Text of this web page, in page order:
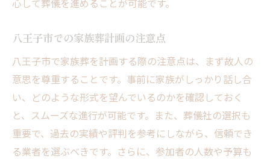
心して葬儀を進めることが可能です。
八王子市での家族葬計画の注意点
八王子市で家族葬を計画する際の注意点は、まず故人の
意思を尊重することです。事前に家族がしっかり話し合
い、どのような形式を望んでいるのかを確認しておく
と、スムーズな進行が可能です。また、葬儀社の選択も
重要で、過去の実績や評判を参考にしながら、信頼でき
る業者を選ぶべきです。さらに、参加者の人数や予算も